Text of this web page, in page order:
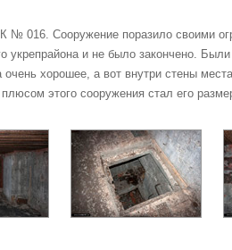
016. Сооружение поразило своими
укрепрайона и не было закончено.
хорошее, а вот внутри стены
этого сооружения стал его